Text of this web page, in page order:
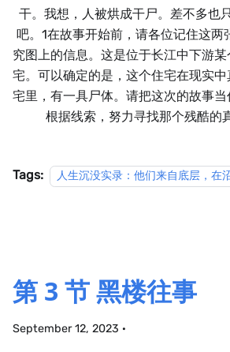
干。我想，人被烘成干尸。差不多也
吧。1在故事开始前，请各位记住这两
究图上的信息。这是位于长江中下游
宅。可以确定的是，这个住宅在现实
宅里，有一具尸体。请把这次的故事当
根据线索，努力寻找那个残酷的
Tags: 人生沉没实录：他们来自底层，在
第 3 节 黑楼往事
September 12, 2023 ·